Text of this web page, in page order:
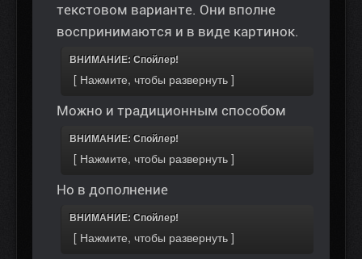
текстовом варианте. Они вполне
воспринимаются и в виде картинок.
ВНИМАНИЕ: Спойлер!
Можно и традиционным способом
ВНИМАНИЕ: Спойлер!
Но в дополнение
ВНИМАНИЕ: Спойлер!